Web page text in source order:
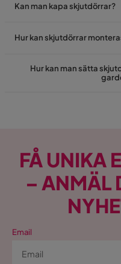
Kan man kapa skjutdörrar?
Hur kan skjutdörrar
Hur kan man sätta
FÅ UNIKA
– ANMÄL
Email